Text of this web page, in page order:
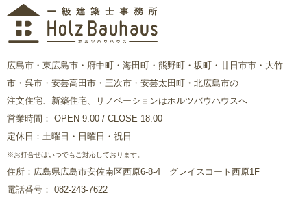
広島市・東広島市・府中町・海田町・熊野町・坂町・廿日市市・大竹
市・呉市・安芸高田市・三次市・安芸太田町・北広島市の
注文住宅、新築住宅、リノベーションはホルツバウハウスへ
営業時間： OPEN 9:00 / CLOSE 18:00
定休日：土曜日・日曜日・祝日
※お打合せはいつでもご対応しております。
住所：広島県広島市安佐南区西原6-8-4 グレイスコート西原1F
電話番号： 082-243-7622